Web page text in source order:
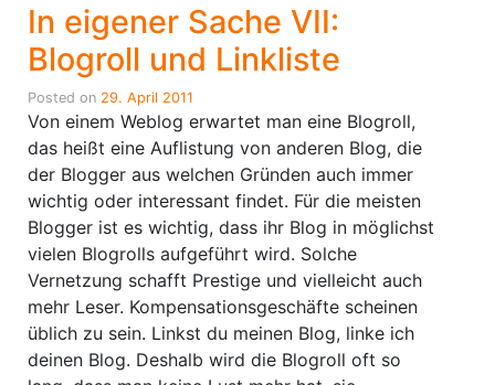
In eigener Sache VII:
Blogroll und Linkliste
Posted on 29. April 2011
Von einem Weblog erwartet man eine Blogroll,
das heißt eine Auflistung von anderen Blog, die
der Blogger aus welchen Gründen auch immer
wichtig oder interessant findet. Für die meisten
Blogger ist es wichtig, dass ihr Blog in möglichst
vielen Blogrolls aufgeführt wird. Solche
Vernetzung schafft Prestige und vielleicht auch
mehr Leser. Kompensationsgeschäfte scheinen
üblich zu sein. Linkst du meinen Blog, linke ich
deinen Blog. Deshalb wird die Blogroll oft so